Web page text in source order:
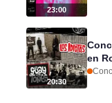
23:00
20:30
en